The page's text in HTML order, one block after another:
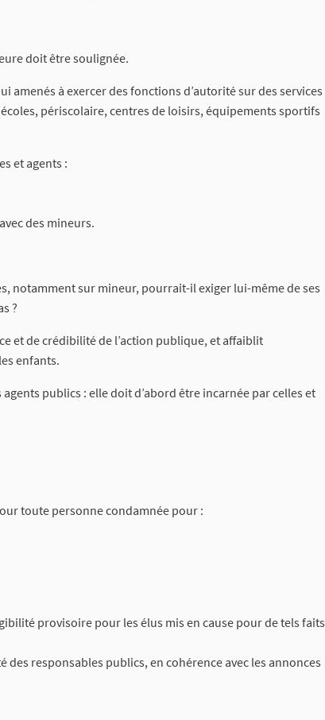
doit être soulignée.
amenés à exercer des fonctions d’autorité sur des services
périscolaire, centres de loisirs, équipements sportifs
et agents :
des mineurs.
notamment sur mineur, pourrait-il exiger lui-même de ses
?
et de crédibilité de l’action publique, et affaiblit
enfants.
publics : elle doit d’abord être incarnée par celles et
toute personne condamnée pour :
provisoire pour les élus mis en cause pour de tels faits
des responsables publics, en cohérence avec les annonces